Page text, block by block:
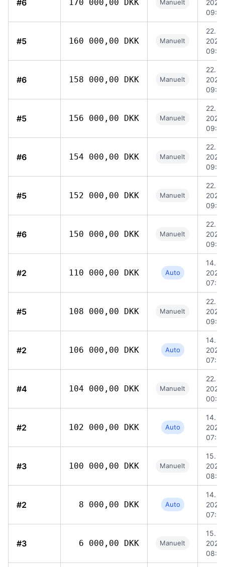
#6 170 000,00 DKK Manuelt
2026,
#5 160 000,00 DKK Manuelt
22.
2026,
#6 158 000,00 DKK Manuelt
22.
2026,
09:57
#5 156 000,00 DKK Manuelt
22.
2026,
#6 154 000,00 DKK Manuelt
22.
2026,
#5 152 000,00 DKK Manuelt
22.
2026,
#6 150 000,00 DKK Manuelt
22.
2026,
09:47
#2 110 000,00 DKK Auto
14.
2026,
07:34
#5 108 000,00 DKK Manuelt
22.
2026,
#2 106 000,00 DKK Auto
14.
2026,
07:34
#4 104 000,00 DKK Manuelt
22.
2026,
00:23
#2 102 000,00 DKK Auto
14.
2026,
07:34
#3 100 000,00 DKK Manuelt
15.
2026,
08:15
#2 8 000,00 DKK Auto
14.
2026,
07:34
#3 6 000,00 DKK Manuelt
15.
2026,
08:15